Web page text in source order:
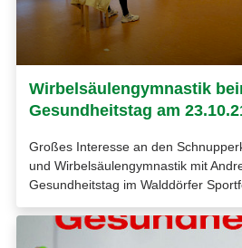
Wirbelsäulengymnastik
Gesundheitstag am
Großes Interesse an den
und Wirbelsäulengymnastik mit
Gesundheitstag im Walddörfer